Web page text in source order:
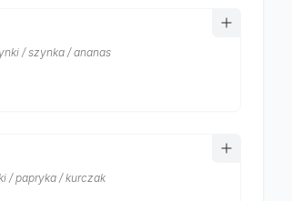
/ szynka / ananas
/ papryka / kurczak